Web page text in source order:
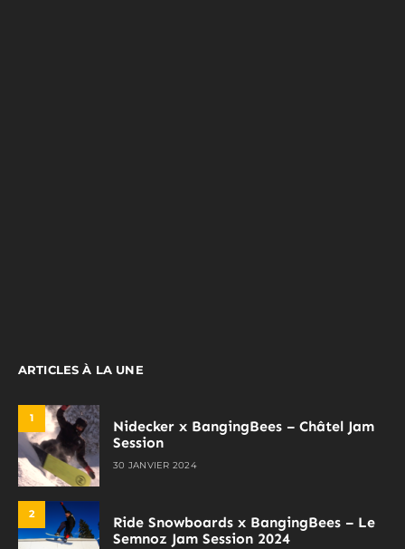
ARTICLES À LA UNE
1
Nidecker x BangingBees – Châtel Jam
Session
30 JANVIER 2024
2
Ride Snowboards x BangingBees – Le
Semnoz Jam Session 2024